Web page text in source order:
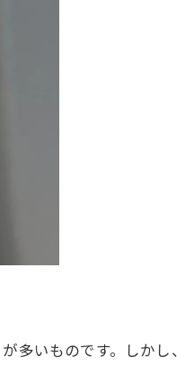
多いものです。しかし